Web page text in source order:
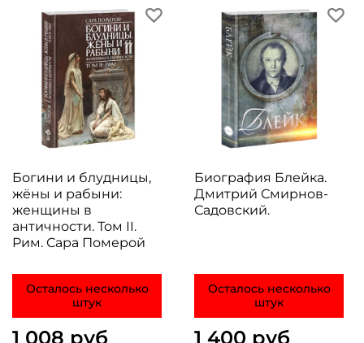
Богини и блудницы,
жёны и рабыни:
женщины в
античности. Том II.
Рим. Сара Померой
Осталось несколько
штук
1 008 руб
Биография Блейка.
Дмитрий Смирнов-
Садовский.
Осталось несколько
штук
1 400 руб